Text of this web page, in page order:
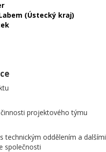
(Ústecký kraj)
projektového týmu
technickým oddělením a dalšími
společnosti